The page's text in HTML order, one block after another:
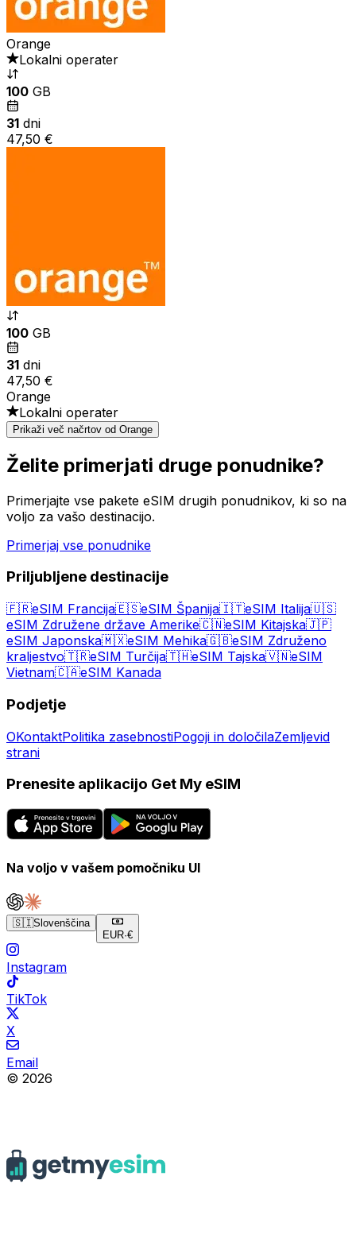
Orange
Lokalni operater
100 GB
31 dni
47,50 €
100 GB
31 dni
47,50 €
Orange
Lokalni operater
Prikaži več načrtov od Orange
Želite primerjati druge ponudnike?
Primerjajte vse pakete eSIM drugih ponudnikov, ki so na
voljo za vašo destinacijo.
Primerjaj vse ponudnike
Priljubljene destinacije
🇫🇷eSIM Francija🇪🇸eSIM Španija🇮🇹eSIM Italija🇺🇸
eSIM Združene države Amerike🇨🇳eSIM Kitajska🇯🇵
eSIM Japonska🇲🇽eSIM Mehika🇬🇧eSIM Združeno
kraljestvo🇹🇷eSIM Turčija🇹🇭eSIM Tajska🇻🇳eSIM
Vietnam🇨🇦eSIM Kanada
Podjetje
OKontaktPolitika zasebnostiPogoji in določilaZemljevid
strani
Prenesite aplikacijo Get My eSIM
Na voljo v vašem pomočniku UI
🇸🇮Slovenščina
EUR·€
Instagram
TikTok
X
Email
© 2026